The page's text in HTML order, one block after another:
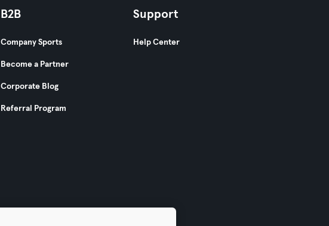
B2B
Company Sports
Become a Partner
Corporate Blog
Referral Program
Support
Help Center